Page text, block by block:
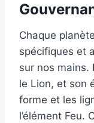
Chaque
spécifiques et
sur nos mains.
le Lion, et son
forme et les
l’élément Feu.